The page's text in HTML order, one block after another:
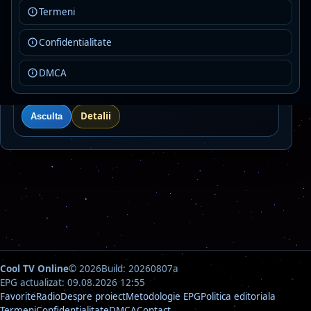
Termeni
Confidentialitate
DMCA
Plusz FM - Nagyvarad
MP3 · 192 kbps · Bihor
local news
top hits
Asculta
Detalii
Cool TV Online© 2026Build: 20260807a
EPG actualizat: 09.08.2026 12:55
FavoriteRadioDespre proiectMetodologie EPGPolitica editoriala